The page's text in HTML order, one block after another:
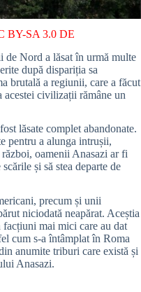
BY-SA 3.0 DE
Nord a lăsat în urmă multe
după dispariția sa
brutală a regiunii, care a făcut
civilizații rămâne un
lăsate complet abandonate.
pentru a alunga intrușii,
oamenii Anasazi ar fi
și să stea departe de
precum și unii
niciodată neapărat. Aceștia
facțiuni mai mici care au dat
cum s-a întâmplat în Roma
anumite triburi care există și
Anasazi.